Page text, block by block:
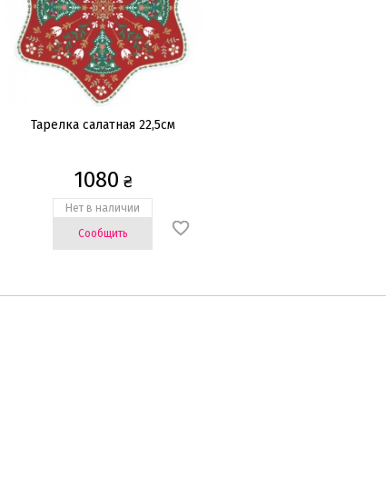
Тарелка салатная 22,5см
1080 ₴
Нет в наличии
Сообщить